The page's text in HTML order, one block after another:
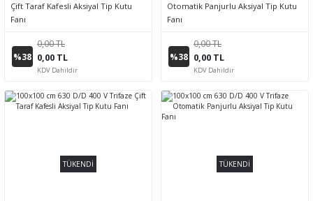
Çift Taraf Kafesli Aksiyal Tip Kutu
Fanı
%38
0,00 TL
0,00 TL
KDV Dahildir
Otomatik Panjurlu Aksiyal Tip Kutu
Fanı
%38
0,00 TL
0,00 TL
KDV Dahildir
TÜKENDİ TÜKENDİ